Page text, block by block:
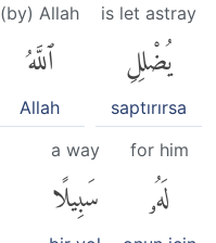
is let astray
يُضْلِلِ
saptırırsa
(by) Allah
ٱللَّهُ
Allah
for him
لَهُۥ
a way
سَبِيلًا